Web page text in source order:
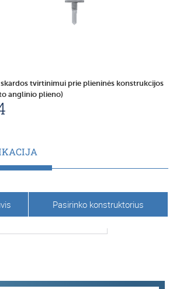
tvirtinimui prie plieninės konstrukcijos
anglinio plieno)
Pasirinko konstruktorius